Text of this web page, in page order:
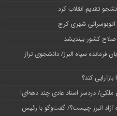
صلاح کشور بیندیشد
فرمانده سپاه البرز/ دانشجوی تراز
کند؟
ملکی/ دردسر اسناد عادی چند‌ دهه‌ای!
آزاد البرز چیست؟/ گفت‌وگو با رئیس